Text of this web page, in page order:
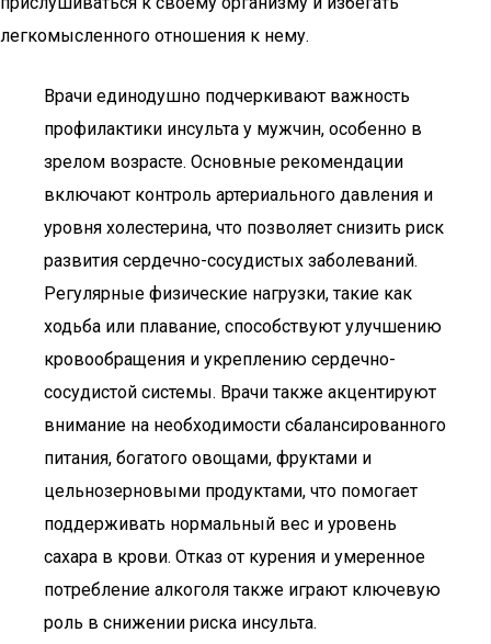
легкомысленного отношения к нему.
Врачи единодушно подчеркивают важность
профилактики инсульта у мужчин, особенно в
зрелом возрасте. Основные рекомендации
включают контроль артериального давления и
уровня холестерина, что позволяет снизить риск
развития сердечно-сосудистых заболеваний.
Регулярные физические нагрузки, такие как
ходьба или плавание, способствуют улучшению
кровообращения и укреплению сердечно-
сосудистой системы. Врачи также акцентируют
внимание на необходимости сбалансированного
питания, богатого овощами, фруктами и
цельнозерновыми продуктами, что помогает
поддерживать нормальный вес и уровень
сахара в крови. Отказ от курения и умеренное
потребление алкоголя также играют ключевую
роль в снижении риска инсульта.